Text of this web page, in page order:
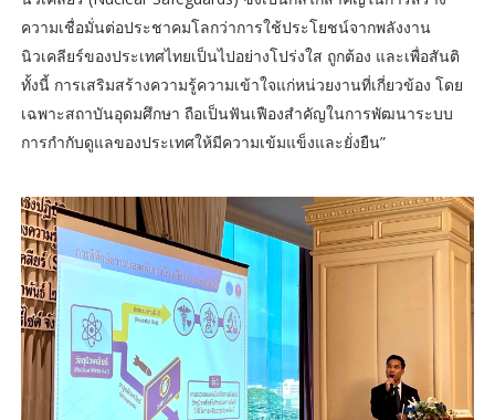
ความเชื่อมั่นต่อประชาคมโลกว่าการใช้ประโยชน์จากพลังงาน
นิวเคลียร์ของประเทศไทยเป็นไปอย่างโปร่งใส ถูกต้อง และเพื่อสันติ
ทั้งนี้ การเสริมสร้างความรู้ความเข้าใจแก่หน่วยงานที่เกี่ยวข้อง โดย
เฉพาะสถาบันอุดมศึกษา ถือเป็นฟันเฟืองสำคัญในการพัฒนาระบบ
การกำกับดูแลของประเทศให้มีความเข้มแข็งและยั่งยืน”